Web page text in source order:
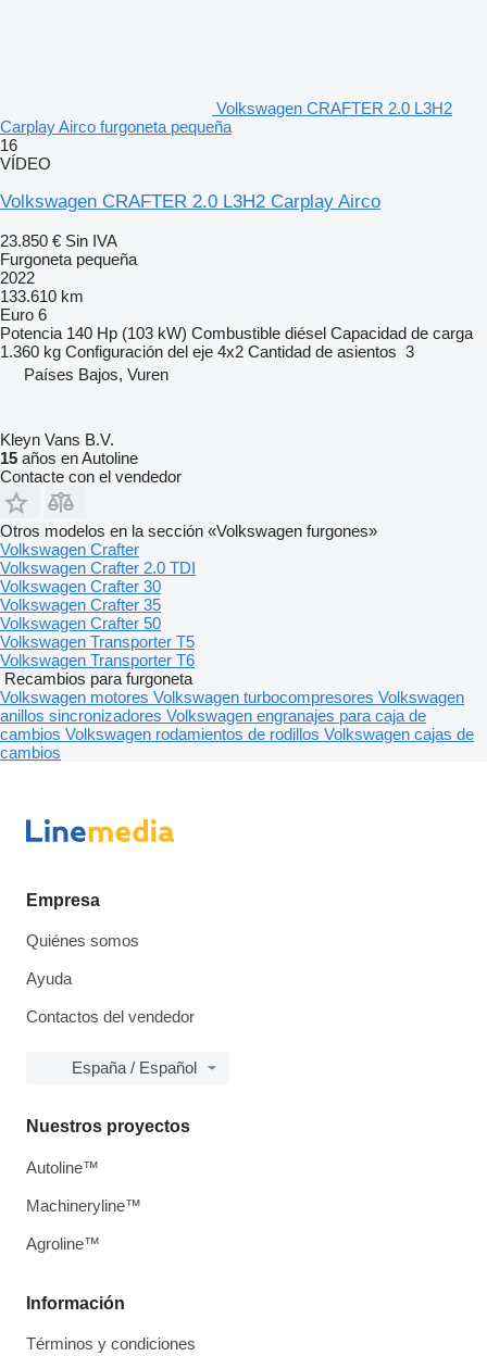
Volkswagen CRAFTER 2.0 L3H2
Carplay Airco furgoneta pequeña
16
VÍDEO
Volkswagen CRAFTER 2.0 L3H2 Carplay Airco
23.850 € Sin IVA
Furgoneta pequeña
2022
133.610 km
Euro 6
Potencia 140 Hp (103 kW) Combustible diésel Capacidad de carga
1.360 kg Configuración del eje 4x2 Cantidad de asientos 3
Países Bajos, Vuren
Kleyn Vans B.V.
15 años en Autoline
Contacte con el vendedor
Otros modelos en la sección «Volkswagen furgones»
Volkswagen Crafter
Volkswagen Crafter 2.0 TDI
Volkswagen Crafter 30
Volkswagen Crafter 35
Volkswagen Crafter 50
Volkswagen Transporter T5
Volkswagen Transporter T6
Recambios para furgoneta
Volkswagen motores Volkswagen turbocompresores Volkswagen
anillos sincronizadores Volkswagen engranajes para caja de
cambios Volkswagen rodamientos de rodillos Volkswagen cajas de
cambios
Empresa
Quiénes somos
Ayuda
Contactos del vendedor
España / Español
Información
Términos y condiciones
Nuestros proyectos
Autoline™
Machineryline™
Agroline™